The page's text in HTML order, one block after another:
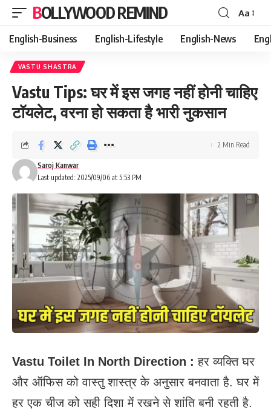
BOLLYWOOD REMIND
Font
Resizer
Aa
English-Business English-Lifestyle English-News
VASTU SHASTRA
Vastu Tips: घर में इस जगह नहीं होनी चाहिए
टॉयलेट, वरना हो सकता है भारी नुकसान
Last updated: 2025/09/06 at 5:53 PM
Saroj Kanwar
2 Min Read
Vastu Toilet In North Direction : हर व्यक्ति घर
और ऑफिस को वास्तु शास्त्र के अनुसार बनवाता है. घर में
हर एक चीज को सही दिशा में रखने से शांति बनी रहती है.